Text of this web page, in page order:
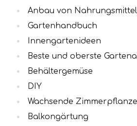
Anbau von
Gartenhandbuch
Innengartenideen
Beste und oberste
Behältergemüse
DIY
Wachsende
Balkongärtung